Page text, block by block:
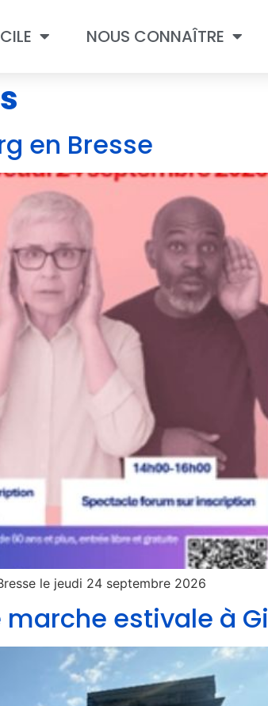
NOUS CONNAÎTRE
en Bresse
le jeudi 24 septembre 2026
estivale à